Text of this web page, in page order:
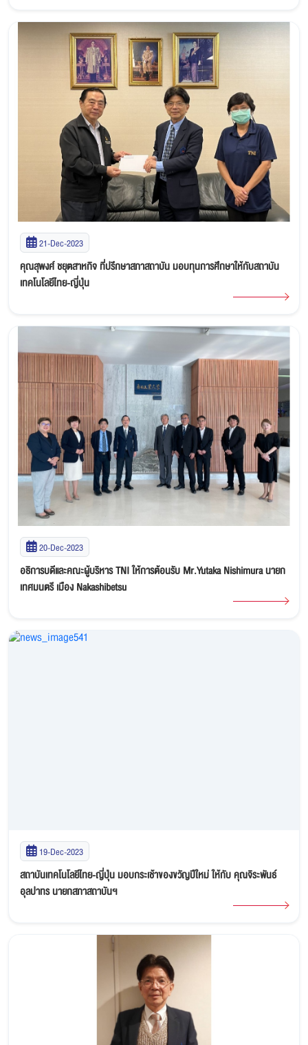
21-Dec-2023
คุณสุพงศ์ ชยุตสาหกิจ ที่ปรึกษาสภาสถาบัน มอบทุนการศึกษาให้กับสถาบัน
เทคโนโลยีไทย-ญี่ปุ่น
20-Dec-2023
อธิการบดีและคณะผู้บริหาร TNI ให้การต้อนรับ Mr.Yutaka Nishimura นายก
เทศมนตรี เมือง Nakashibetsu
19-Dec-2023
สถาบันเทคโนโลยีไทย-ญี่ปุ่น มอบกระเช้าของขวัญปีใหม่ ให้กับ คุณจิระพันธ์
อุลปาทร นายกสภาสถาบันฯ